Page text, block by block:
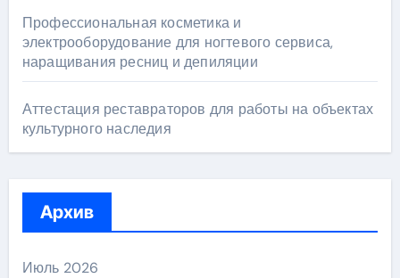
Профессиональная косметика и
электрооборудование для ногтевого сервиса,
наращивания ресниц и депиляции
Аттестация реставраторов для работы на объектах
культурного наследия
Архив
Июль 2026